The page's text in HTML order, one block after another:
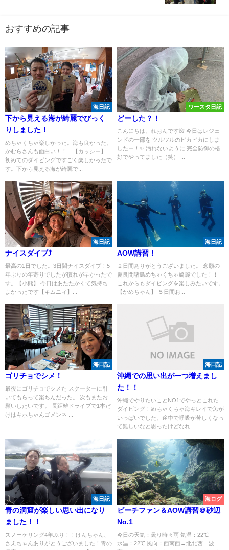
おすすめの記事
海日記
下から見える海が綺麗でびっく
りしました！
めちゃくちゃ楽しかった。海も良かった。
かむらさんも面白い！！ 【カッシー】
初めてのダイビングですごく楽しかったで
す。下から見える海が綺麗で...
ワースタ日記
どーした？！
こんにちは、れおんです🌺 今日はレジェ
ンドの一部を ツルツルのピカピカにしま
したー！✨ 汚れないように 完全防御の格
好でやってました（笑） ...
海日記
ナイスダイブ⤴
最高の1日でした。3日間ナイスダイブ！5
年ぶりの年寄りでしたが慣れが早かったで
す。【小熊】 今日はあたたかくて気持ち
よかったです【キムニィ】...
海日記
AOW講習！
２日間ありがとうございました。 念願の
慶良間諸島めちゃくちゃ綺麗でした！！
これからもダイビングを楽しみたいです。
【かめちゃん】 ５日間お...
海日記
ゴリチョでシメ！
最後にゴリチョでシメた スクーターに引
いてもらって楽ちんだった。 次もまたお
願いしたいです。 長距離ドライブで1本だ
けはキホちゃんゴメンネ ...
海日記
沖縄での思い出が一つ増えまし
た！！
沖縄でやりたいことNO1でやっとこれた
ダイビング！めちゃくちゃ海キレイで魚が
いっぱいでした。途中で呼吸が苦しくなっ
て難しいなと思ったけどなれ...
海日記
青の洞窟が楽しい思い出になり
ました！！
スノーケリング4年ぶり！！けんちゃん、
さえちゃんありがとうございました！青の
海ログ
ビーチファン＆AOW講習＠砂辺
No.1
今日の天気：曇り時々雨 気温：22℃
水温：22℃ 風向：西南西→北北西 波